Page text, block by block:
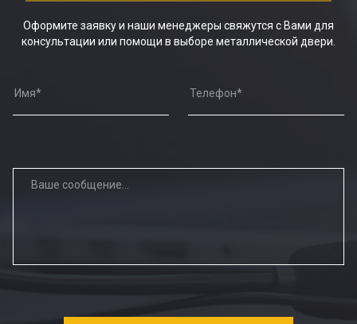
Оформите заявку и наши менеджеры свяжутся с Вами для
консультации или помощи в выборе металлической двери.